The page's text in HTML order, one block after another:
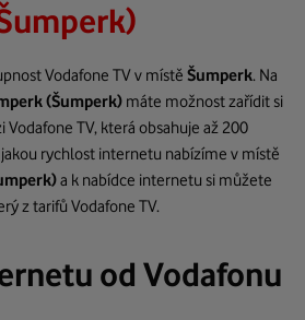
Vodafone TV v místě Šumperk. Na
(Šumperk) máte možnost zařídit si
TV, která obsahuje až 200
rychlost internetu nabízíme v místě
a k nabídce internetu si můžete
z tarifů Vodafone TV.
od Vodafonu